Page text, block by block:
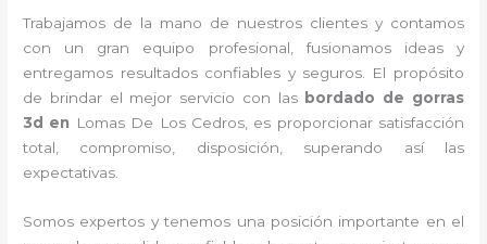
Trabajamos de la mano de nuestros clientes y contamos
con un gran equipo profesional, fusionamos ideas y
entregamos resultados confiables y seguros. El propósito
de brindar el mejor servicio con las bordado de gorras
3d en Lomas De Los Cedros, es proporcionar satisfacción
total, compromiso, disposición, superando así las
expectativas.
Somos expertos y tenemos una posición importante en el